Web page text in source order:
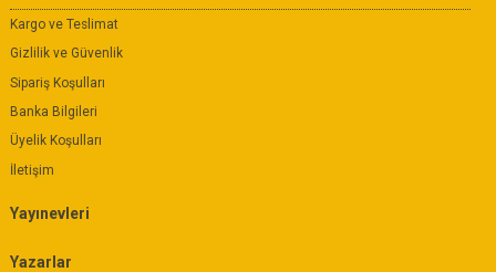
Kargo ve Teslimat
Gizlilik ve Güvenlik
Sipariş Koşulları
Banka Bilgileri
Üyelik Koşulları
İletişim
Yayınevleri
Yazarlar